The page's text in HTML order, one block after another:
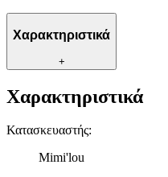
Χαρακτηριστικά
+
Χαρακτηριστικά
Κατασκευαστής:
Mimi'lou